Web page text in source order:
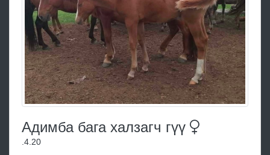
Адимба бага халзагч гүү
.4.20